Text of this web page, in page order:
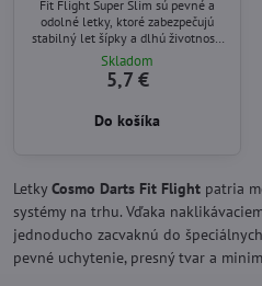
Fit Flight Super Slim sú pevné a
odolné letky, ktoré zabezpečujú
stabilný let šípky a dlhú životnosť.
Balenie obsahuje 3 kusy.
Skladom
5,7 €
Do košíka
Letky Cosmo Darts Fit Flight patria
systémy na trhu. Vďaka
jednoducho zacvaknú do
pevné uchytenie, presný tvar a